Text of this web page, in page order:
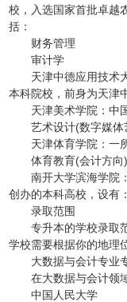
校，入选国家首批卓越
括：
财务管理
审计学
天津中德应用技术大
本科院校，前身为天津
天津美术学院：中国
艺术设计(数字媒体
天津体育学院：一所
体育教育(会计方向)
南开大学滨海学院：
创办的本科高校，设有：
录取范围
专升本的学校录取范
学校需要根据你的地理
大数据与会计专业
在大数据与会计领域
中国人民大学